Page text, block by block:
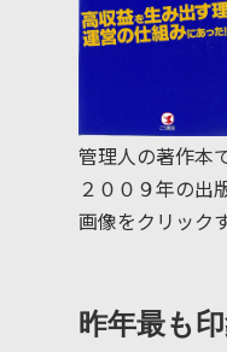
管理人の著作本
２００９年の出
画像をクリック
昨年最も